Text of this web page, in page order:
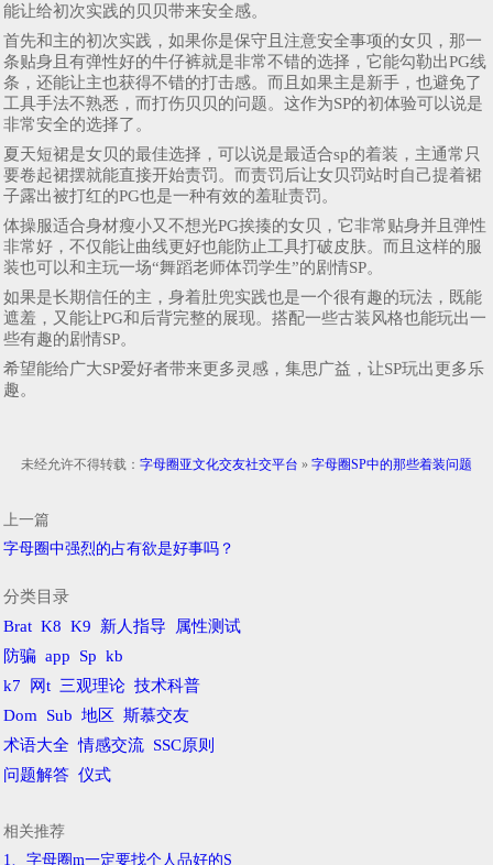
能让给初次实践的贝贝带来安全感。
首先和主的初次实践，如果你是保守且注意安全事项的女贝，那一
条贴身且有弹性好的牛仔裤就是非常不错的选择，它能勾勒出PG线
条，还能让主也获得不错的打击感。而且如果主是新手，也避免了
工具手法不熟悉，而打伤贝贝的问题。这作为SP的初体验可以说是
非常安全的选择了。
夏天短裙是女贝的最佳选择，可以说是最适合sp的着装，主通常只
要卷起裙摆就能直接开始责罚。而责罚后让女贝罚站时自己提着裙
子露出被打红的PG也是一种有效的羞耻责罚。
体操服适合身材瘦小又不想光PG挨揍的女贝，它非常贴身并且弹性
非常好，不仅能让曲线更好也能防止工具打破皮肤。而且这样的服
装也可以和主玩一场“舞蹈老师体罚学生”的剧情SP。
如果是长期信任的主，身着肚兜实践也是一个很有趣的玩法，既能
遮羞，又能让PG和后背完整的展现。搭配一些古装风格也能玩出一
些有趣的剧情SP。
希望能给广大SP爱好者带来更多灵感，集思广益，让SP玩出更多乐
趣。
未经允许不得转载： 字母圈亚文化交友社交平台 » 字母圈SP中的那些着装问题
上一篇
字母圈中强烈的占有欲是好事吗？
分类目录
Brat K8 K9 新人指导
属性测试
防骗 app Sp kb
k7
网t 三观理论 技术科普
Dom
Sub 地区
斯慕交友
术语大全 情感交流 SSC原则
问题解答 仪式
相关推荐
1、字母圈m一定要找个人品好的S